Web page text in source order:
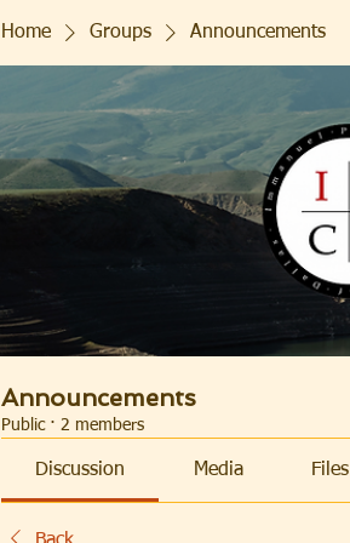
Home Groups Announcements
Announcements
Public · 2 members
Discussion Media Files